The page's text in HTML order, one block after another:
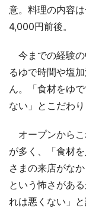
意。料理の内容
4,000円前後。
今までの経験の
るゆで時間や塩
ん。「食材をゆ
ない」とこだわり
オープンから
が多く、「食材
さまの来店がな
という怖さがあ
れは悪くない」と